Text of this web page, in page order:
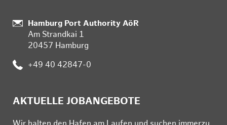
:
Hamburg Port Authority AöR
Am Strandkai 1
20457 Hamburg
: +49 40 42847-0
AKTUELLE JOBANGEBOTE